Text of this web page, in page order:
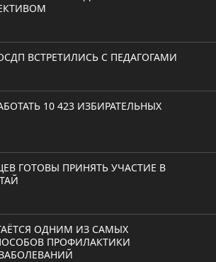
ВСТРЕТИЛИСЬ С ПЕДАГОГАМИ
10 423 ИЗБИРАТЕЛЬНЫХ
ГОТОВЫ ПРИНЯТЬ УЧАСТИЕ В
ОДНИМ ИЗ САМЫХ
ПРОФИЛАКТИКИ